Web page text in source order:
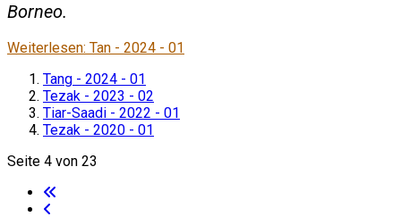
Borneo.
Weiterlesen: Tan - 2024 - 01
Tang - 2024 - 01
Tezak - 2023 - 02
Tiar-Saadi - 2022 - 01
Tezak - 2020 - 01
Seite 4 von 23